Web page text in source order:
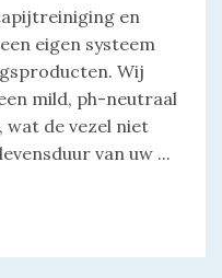
en
eigen systeem
Wij
mild, ph-neutraal
de vezel niet
van uw ...